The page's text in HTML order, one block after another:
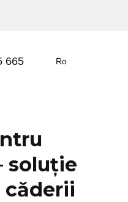
665 Ro
soluție